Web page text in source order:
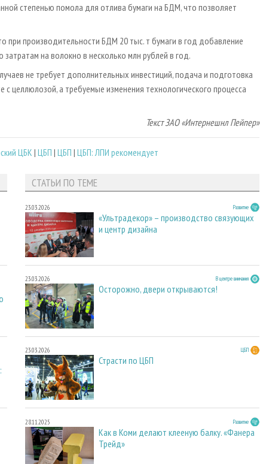
степенью помола для отлива бумаги на БДМ, что позволяет
при производительности БДМ 20 тыс. т бумаги в год добавление
на волокно в несколько млн рублей в год.
не требует дополнительных инвестиций, подача и подготовка
целлюлозой, а требуемые изменения технологического процесса
Текст ЗАО «Интернешнл Пейпер»
ЦБК| ЦБП | ЦБП | ЦБП: ЛПИ рекомендует
СТАТЬИ ПО ТЕМЕ
23.03.2026 Развитие
«Ультрадекор» – производство связующих
и центр дизайна
23.03.2026 В центре внимания
Осторожно, двери открываются!
23.03.2026 ЦБП
Страсти по ЦБП
28.11.2025 Развитие
Как в Коми делают клееную балку. «Фанера
Трейд»